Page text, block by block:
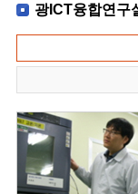
광ICT융합연구